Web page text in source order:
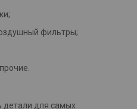
фильтры;
детали для самых